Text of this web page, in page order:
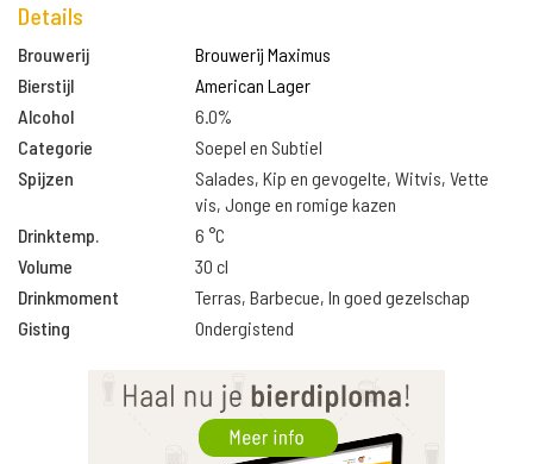
Details
Brouwerij
Brouwerij Maximus
Bierstijl
American Lager
Alcohol
6.0%
Categorie
Soepel en Subtiel
Spijzen
Salades, Kip en gevogelte, Witvis, Vette
vis, Jonge en romige kazen
Drinktemp.
6 °C
Volume
30 cl
Drinkmoment
Terras, Barbecue, In goed gezelschap
Gisting
Ondergistend